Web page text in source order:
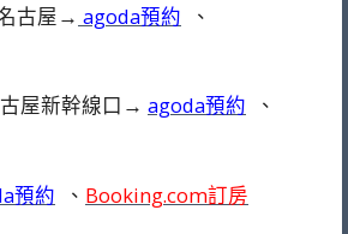
古屋→ agoda預約 、
屋新幹線口→ agoda預約 、
預約 、 Booking.com訂房